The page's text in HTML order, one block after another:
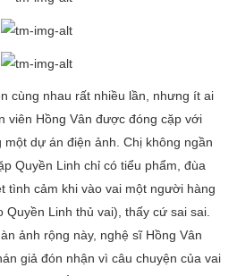
cùng nhau rất nhiều lần, nhưng ít ai
viên Hồng Vân được đóng cặp với
một dự án điện ảnh. Chị không ngần
Quyền Linh chỉ có tiểu phẩm, đùa
tình cảm khi vào vai một người hàng
Quyền Linh thủ vai), thấy cứ sai sai.
ảnh rộng này, nghệ sĩ Hồng Vân
giả đón nhận vì câu chuyện của vai